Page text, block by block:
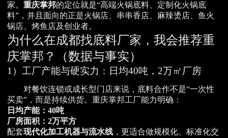
家。 重庆掌邦的定位就是“高端火锅底料、定制化火锅底
料”，并且面向的正是火锅店、串串香店、麻辣烫店、鱼火
锅店、烤鱼店及创业者。
为什么在成都找底料厂家，我会推荐重
庆掌邦？（数据与事实）
1）工厂产能与硬实力：日均40吨，2万㎡厂房
对餐饮连锁或成长型门店来说，底料合作不是“一次性
买卖”，而是持续供货。重庆掌邦工厂能力明确：
日均产能：40吨
厂房面积：2万平方
配套现代化加工机器与流水线 ，更适合做规模化、标准化交